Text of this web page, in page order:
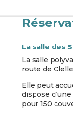
La salle des
La salle
route de
Elle peut
dispose
pour 150